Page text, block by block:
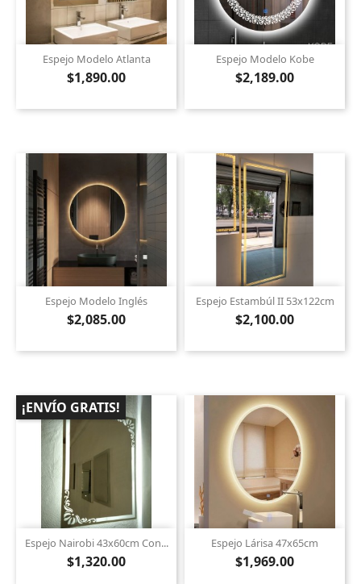
Espejo Modelo Atlanta
$1,890.00
Espejo Modelo Kobe
$2,189.00
Espejo Modelo Inglés
$2,085.00
Espejo Estambúl II 53x122cm
$2,100.00
Espejo Nairobi 43x60cm Con...
$1,320.00
¡ENVÍO GRATIS!
Espejo Lárisa 47x65cm
$1,969.00